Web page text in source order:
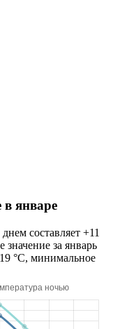
в январе
составляет +11
за январь
°C, минимальное